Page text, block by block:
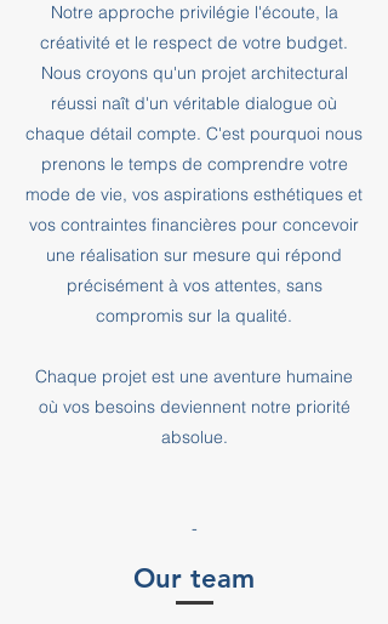
Notre approche privilégie l'écoute, la
créativité et le respect de votre budget.
Nous croyons qu'un projet architectural
réussi naît d'un véritable dialogue où
chaque détail compte. C'est pourquoi nous
prenons le temps de comprendre votre
mode de vie, vos aspirations esthétiques et
vos contraintes financières pour concevoir
une réalisation sur mesure qui répond
précisément à vos attentes, sans
compromis sur la qualité.
Chaque projet est une aventure humaine
où vos besoins deviennent notre priorité
absolue.
-
Our team